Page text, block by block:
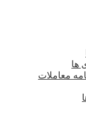
ها
معاملات